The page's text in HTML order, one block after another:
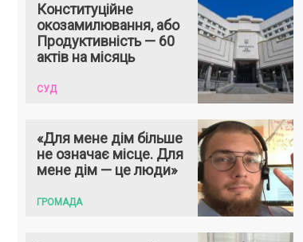
Конституційне
окозамилювання, або
Продуктивність — 60
актів на місяць
СУД
«Для мене дім більше
не означає місце. Для
мене дім — це люди»
ГРОМАДА